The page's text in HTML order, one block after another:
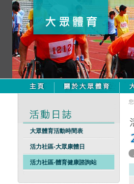
大眾體育活動時間表
活力社區-大眾康體日
活力社區-體育健康諮詢站